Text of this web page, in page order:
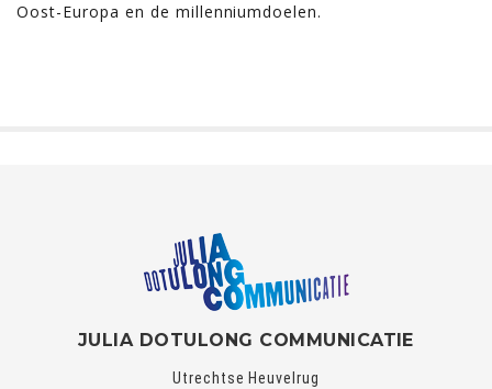
Oost-Europa en de millenniumdoelen.
JULIA DOTULONG COMMUNICATIE
Utrechtse Heuvelrug